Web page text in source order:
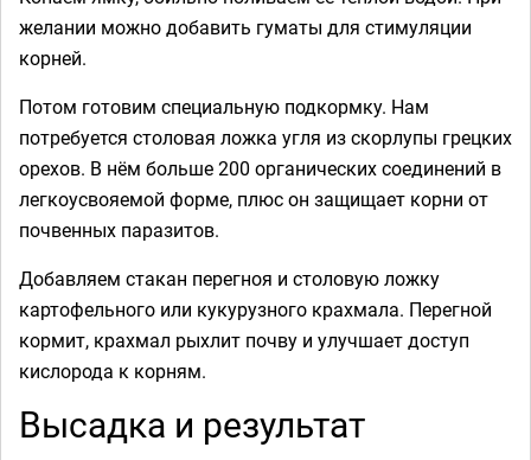
желании можно добавить гуматы для стимуляции
корней.
Потом готовим специальную подкормку. Нам
потребуется столовая ложка угля из скорлупы грецких
орехов. В нём больше 200 органических соединений в
легкоусвояемой форме, плюс он защищает корни от
почвенных паразитов.
Добавляем стакан перегноя и столовую ложку
картофельного или кукурузного крахмала. Перегной
кормит, крахмал рыхлит почву и улучшает доступ
кислорода к корням.
Высадка и результат